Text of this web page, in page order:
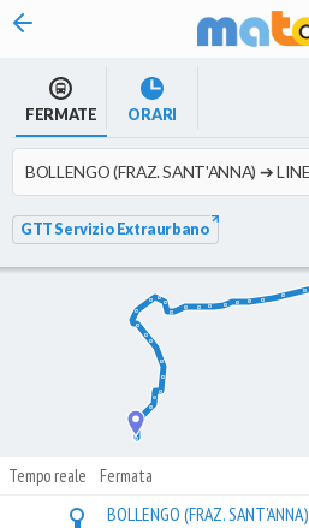
vai al contenuto
FERMATE ORARI
GTT Servizio Extraurbano
Tempo reale Fermata
BOLLENGO (FRAZ. SANT'ANNA)